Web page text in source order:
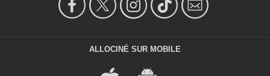
ALLOCINÉ SUR MOBILE